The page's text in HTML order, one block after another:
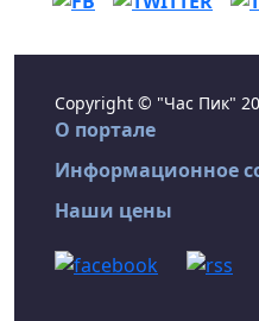
Copyright © "Час Пик"
О портале
Информационное
Наши цены